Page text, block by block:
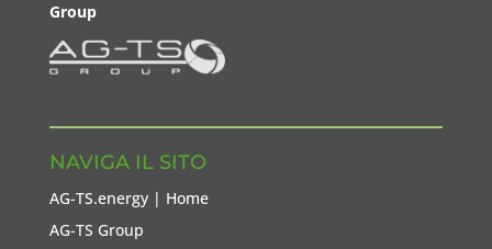
Group
NAVIGA IL SITO
AG-TS.energy | Home
AG-TS Group